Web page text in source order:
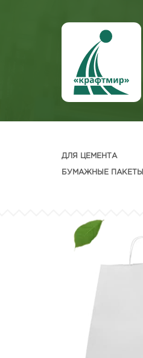
ДЛЯ ЦЕМЕНТА
БУМАЖНЫЕ ПАКЕТЫ